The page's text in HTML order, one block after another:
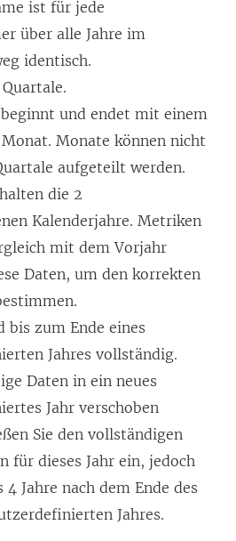
ist für jede
über alle Jahre im
identisch.
beginnt und endet mit einem
Monate können nicht
aufgeteilt werden.
die 2
Kalenderjahre. Metriken
mit dem Vorjahr
Daten, um den korrekten
bis zum Ende eines
Jahres vollständig.
Daten in ein neues
Jahr verschoben
Sie den vollständigen
für dieses Jahr ein, jedoch
Jahre nach dem Ende des
Jahres.